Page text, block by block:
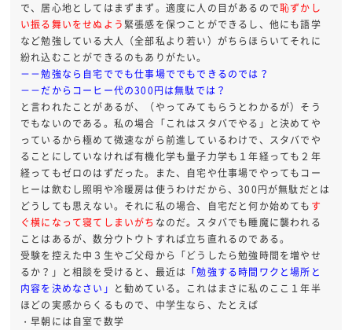
で、居心地としてはまずまず。適度に人の目があるので恥ずかし
い振る舞いをせぬよう 緊張感を保つことができるし、他にも語学
など勉強している大人（全部私より若い）がちらほらいてそれに
紛れ込むことができるのもありがたい。
－－勉強なら自宅ででも仕事場ででもできるのでは？
－－だからコーヒー代の300円は無駄では？
と言われたことがあるが、（やってみてもらうとわかるが）そう
でもないのである。私の場合「これはスタバでやる」と決めてや
っているから極めて微速ながら前進しているわけで、スタバでや
ることにしていなければ有機化学も量子力学も１年経っても２年
経ってもゼロのはずだった。また、自宅や仕事場でやってもコー
ヒーは飲むし照明や冷暖房は使うわけだから、300円が無駄だとは
どうしても思えない。それに私の場合、自宅だと何か始めても す
ぐ横になって寝てしまいがち なのだ。スタバでも睡魔に襲われる
ことはあるが、数分ウトウトすれば立ち直れるのである。
受験を控えた中３生やご父母から「どうしたら勉強時間を増やせ
るか？」と相談を受けると、最近は 「勉強する時間ワクと場所と
内容を決めなさい」 と勧めている。これはまさに私のここ１年半
ほどの実感からくるもので、中学生なら、たとえば
・早朝には自室で数学